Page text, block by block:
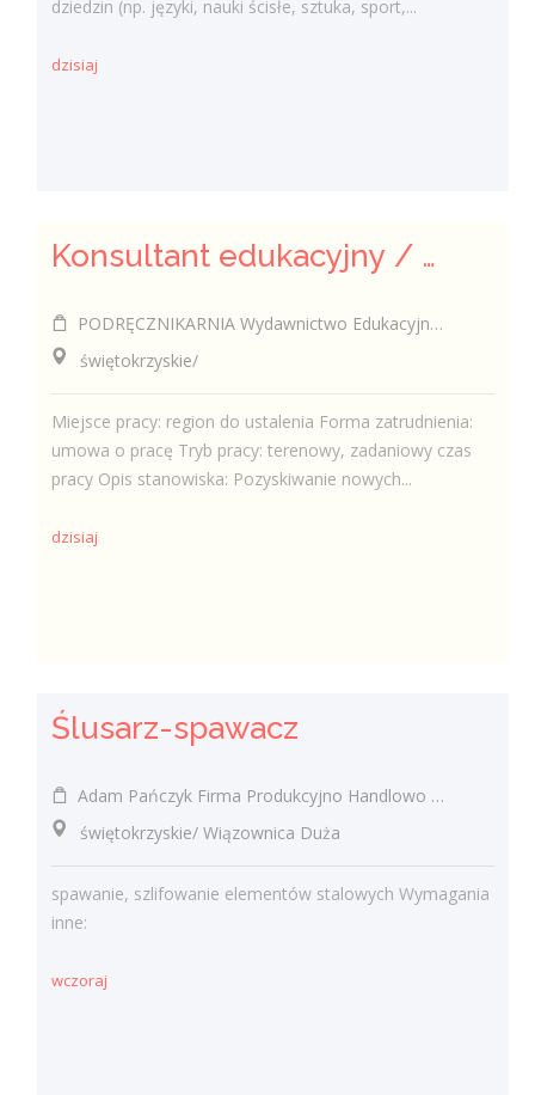
dziedzin (np. języki, nauki ścisłe, sztuka, sport,...
dzisiaj
Konsultant edukacyjny / Konsultantka edukacyjna
PODRĘCZNIKARNIA Wydawnictwo Edukacyjne Sp. z o.o.
świętokrzyskie/
Miejsce pracy: region do ustalenia Forma zatrudnienia:
umowa o pracę Tryb pracy: terenowy, zadaniowy czas
pracy Opis stanowiska: Pozyskiwanie nowych...
dzisiaj
Ślusarz-spawacz
Adam Pańczyk Firma Produkcyjno Handlowo Usługowa "KONRAD" Wiązownica Duża
świętokrzyskie/ Wiązownica Duża
spawanie, szlifowanie elementów stalowych Wymagania
inne:
wczoraj